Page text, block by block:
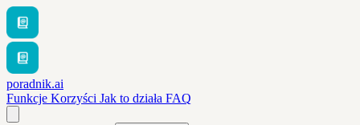
poradnik.ai
Funkcje Korzyści Jak to działa FAQ